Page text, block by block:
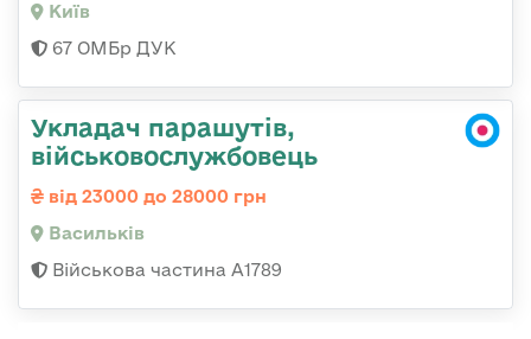
Київ
67 ОМБр ДУК
Укладач парашутів,
військовослужбовець
від 23000 до 28000 грн
Васильків
Військова частина А1789